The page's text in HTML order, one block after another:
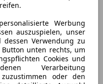
Werbung
auszuspielen, unser
Verwendung zu
unten rechts, um
Cookies und
Verarbeitung
oder den